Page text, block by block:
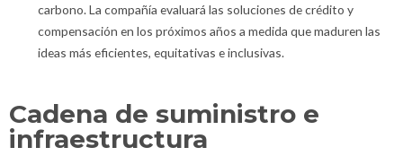
carbono. La compañía evaluará las soluciones de crédito y
compensación en los próximos años a medida que maduren las
ideas más eficientes, equitativas e inclusivas.
Cadena de suministro e
infraestructura